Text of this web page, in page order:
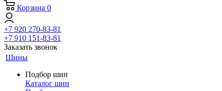
Корзина 0
+7 920 270-83-81
+7 910 151-83-81
Заказать звонок
Шины
Подбор шин
Каталог шин